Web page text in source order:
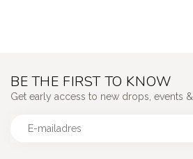
BE THE FIRST TO KNOW
Get early access to new drops, events